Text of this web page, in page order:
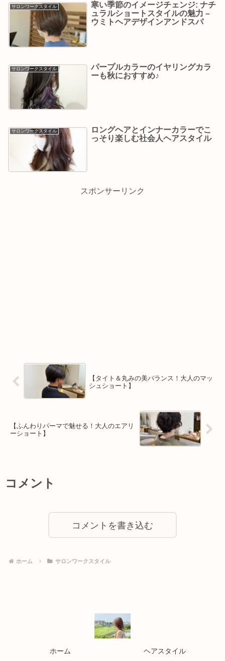
サロンワークスタイル
寒い季節のイメージチェンジ: ナチ
ュラルショートスタイルの魅力 –
ウミトヘアデザインアンドスパ
サロンワークスタイル
パープルカラーのイヤリングカラ
ーも秋におすすめ♪
サロンワークスタイル
ロングヘアとインナーカラーでこ
っそり楽しむ社会人ヘアスタイル
スポンサーリンク
【タイト＆丸みの美バランス！大人のマッ
シュショート】
【ふんわりパーマで魅せる！大人のエアリ
ーショート】
コメント
コメントを書き込む
ホーム サロンワークスタイル
ホーム ヘアスタイル